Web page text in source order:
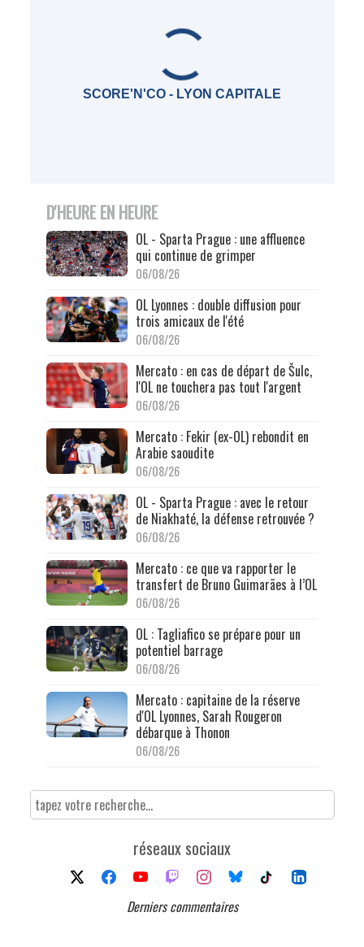
SCORE'N'CO - LYON CAPITALE
D'HEURE EN HEURE
OL - Sparta Prague : une affluence
qui continue de grimper
06/08/26
OL Lyonnes : double diffusion pour
trois amicaux de l'été
06/08/26
Mercato : en cas de départ de Šulc,
l'OL ne touchera pas tout l'argent
06/08/26
Mercato : Fekir (ex-OL) rebondit en
Arabie saoudite
06/08/26
OL - Sparta Prague : avec le retour
de Niakhaté, la défense retrouvée ?
06/08/26
Mercato : ce que va rapporter le
transfert de Bruno Guimarães à l’OL
06/08/26
OL : Tagliafico se prépare pour un
potentiel barrage
06/08/26
Mercato : capitaine de la réserve
d'OL Lyonnes, Sarah Rougeron
débarque à Thonon
06/08/26
réseaux sociaux
Derniers commentaires